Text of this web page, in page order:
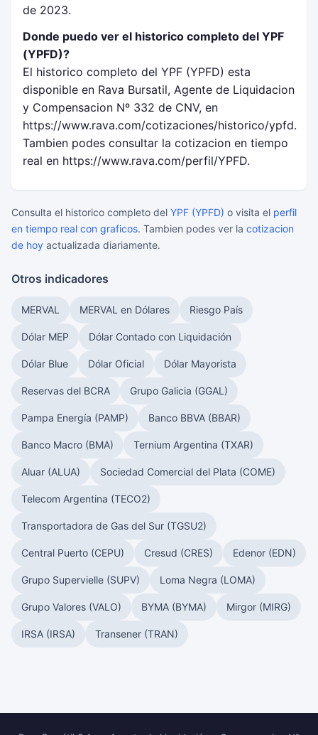
de 2023.
Donde puedo ver el historico completo del YPF
(YPFD)?
El historico completo del YPF (YPFD) esta
disponible en Rava Bursatil, Agente de Liquidacion
y Compensacion Nº 332 de CNV, en
https://www.rava.com/cotizaciones/historico/ypfd.
Tambien podes consultar la cotizacion en tiempo
real en https://www.rava.com/perfil/YPFD.
Consulta el historico completo del YPF (YPFD) o visita el perfil
en tiempo real con graficos. Tambien podes ver la cotizacion
de hoy actualizada diariamente.
Otros indicadores
MERVAL MERVAL en Dólares Riesgo País
Dólar MEP Dólar Contado con Liquidación
Dólar Blue Dólar Oficial Dólar Mayorista
Reservas del BCRA Grupo Galicia (GGAL)
Pampa Energía (PAMP) Banco BBVA (BBAR)
Banco Macro (BMA) Ternium Argentina (TXAR)
Aluar (ALUA) Sociedad Comercial del Plata (COME)
Telecom Argentina (TECO2)
Transportadora de Gas del Sur (TGSU2)
Central Puerto (CEPU) Cresud (CRES) Edenor (EDN)
Grupo Supervielle (SUPV) Loma Negra (LOMA)
Grupo Valores (VALO) BYMA (BYMA) Mirgor (MIRG)
IRSA (IRSA) Transener (TRAN)